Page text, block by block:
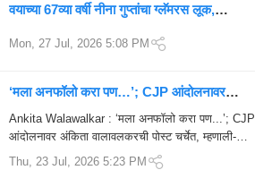
वयाच्या 67व्या वर्षी नीना गुप्तांचा ग्लॅमरस लूक,
Mon, 27 Jul, 2026 5:08 PM
‘मला अनफॉलो करा पण…’; CJP आंदोलनावर
Ankita Walawalkar ची थेट पोस्ट, म्हणाली-
‘त्यावेळी तुम्ही कुठे होता?’
Ankita Walawalkar : ‘मला अनफॉलो करा पण...’; CJP
आंदोलनावर अंकिता वालावलकरची पोस्ट चर्चेत, म्हणाली-
‘त्यावेळी तुम्ही कुठे होता?’ Ankita Walawalka...
Thu, 23 Jul, 2026 5:23 PM